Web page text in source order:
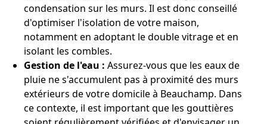
condensation sur les murs. Il est donc conseillé
d'optimiser l'isolation de votre maison,
notamment en adoptant le double vitrage et en
isolant les combles.
Gestion de l'eau : Assurez-vous que les eaux de
pluie ne s'accumulent pas à proximité des murs
extérieurs de votre domicile à Beauchamp. Dans
ce contexte, il est important que les gouttières